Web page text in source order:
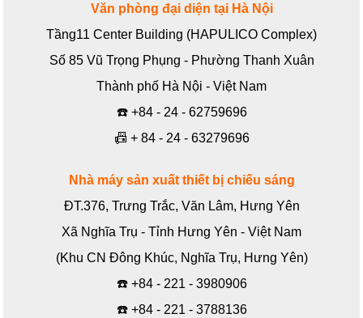
Văn phòng đại diện tại Hà Nội
Tầng11 Center Building (HAPULICO Complex)
Số 85 Vũ Trọng Phụng - Phường Thanh Xuân
Thành phố Hà Nội - Việt Nam
☎️ +84 - 24 - 62759696
📠 + 84 - 24 - 63279696
Nhà máy sản xuất thiết bị chiếu sáng
ĐT.376, Trưng Trắc, Văn Lâm, Hưng Yên
Xã Nghĩa Trụ - Tỉnh Hưng Yên - Việt Nam
(Khu CN Đông Khúc, Nghĩa Trụ, Hưng Yên)
☎️ +84 - 221 - 3980906
☎️ +84 - 221 - 3788136